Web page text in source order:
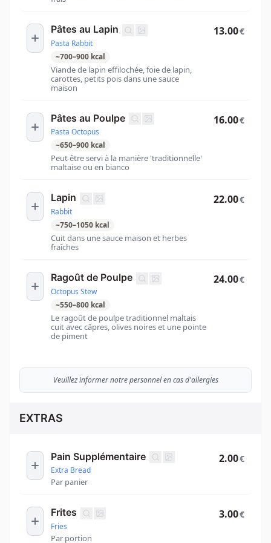
Pâtes au Lapin
Pasta Rabbit
~700–900 kcal
Viande de lapin effilochée, foie de lapin,
carottes, petits pois dans une sauce
maison
13.00€
Pâtes au Poulpe
Pasta Octopus
~650–900 kcal
Peut être servi à la manière 'traditionnelle'
maltaise ou en bianco
16.00€
Lapin
Rabbit
~750–1050 kcal
Cuit dans une sauce maison et herbes
fraîches
22.00€
Ragoût de Poulpe
Octopus Stew
~550–800 kcal
Le ragoût de poulpe traditionnel maltais
cuit avec câpres, olives noires et une pointe
de piment
24.00€
Veuillez informer notre personnel en cas d'allergies
EXTRAS
Pain Supplémentaire
Extra Bread
Par panier
2.00€
Frites
Fries
Par portion
3.00€